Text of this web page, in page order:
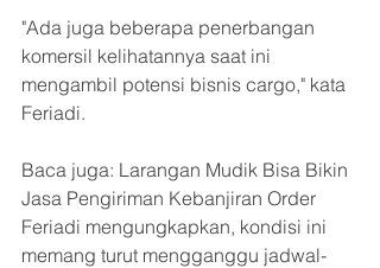
"Ada juga beberapa penerbangan
komersil kelihatannya saat ini
mengambil potensi bisnis cargo," kata
Feriadi.
Baca juga: Larangan Mudik Bisa Bikin
Jasa Pengiriman Kebanjiran Order
Feriadi mengungkapkan, kondisi ini
memang turut mengganggu jadwal-